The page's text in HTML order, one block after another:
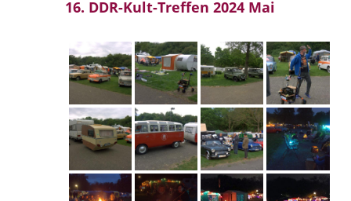
16. DDR-Kult-Treffen 2024 Mai